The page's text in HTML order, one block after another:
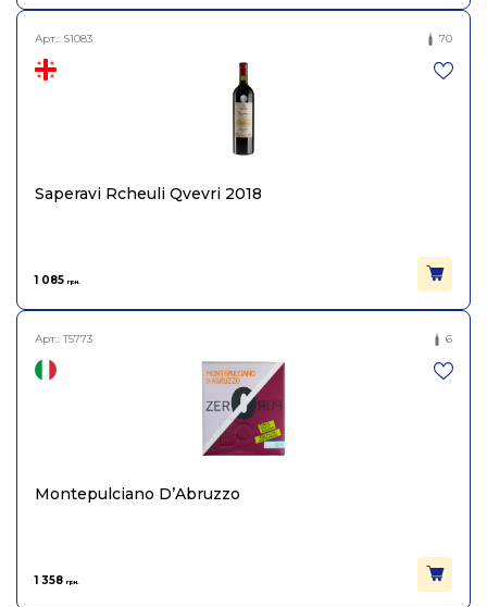
Арт.: S1083 70
Saperavi Rcheuli Qvevri 2018
1 085 грн.
Арт.:T5773 6
Montepulciano D’Abruzzo
1 358 грн.